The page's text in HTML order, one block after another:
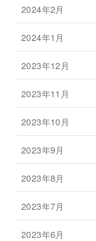
2024年2月
2024年1月
2023年12月
2023年11月
2023年10月
2023年9月
2023年8月
2023年7月
2023年6月